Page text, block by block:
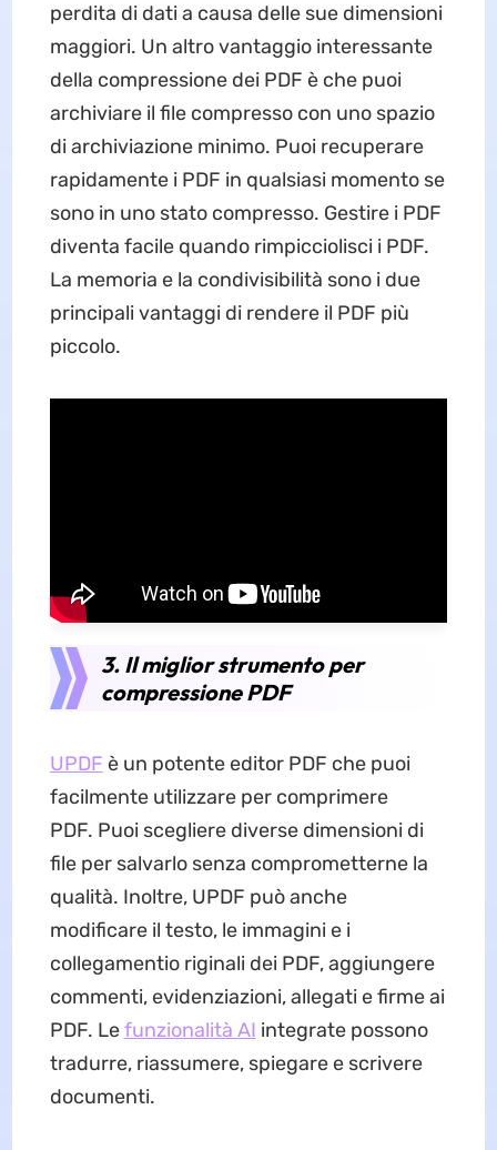
perdita di dati a causa delle sue dimensioni
maggiori. Un altro vantaggio interessante
della compressione dei PDF è che puoi
archiviare il file compresso con uno spazio
di archiviazione minimo. Puoi recuperare
rapidamente i PDF in qualsiasi momento se
sono in uno stato compresso. Gestire i PDF
diventa facile quando rimpicciolisci i PDF.
La memoria e la condivisibilità sono i due
principali vantaggi di rendere il PDF più
piccolo.
3. Il miglior strumento per
compressione PDF
UPDF è un potente editor PDF che puoi
facilmente utilizzare per comprimere
PDF. Puoi scegliere diverse dimensioni di
file per salvarlo senza comprometterne la
qualità. Inoltre, UPDF può anche
modificare il testo, le immagini e i
collegamentio riginali dei PDF, aggiungere
commenti, evidenziazioni, allegati e firme ai
PDF. Lefunzionalità AI integrate possono
tradurre, riassumere, spiegare e scrivere
documenti.